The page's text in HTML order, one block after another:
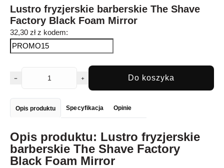
Lustro fryzjerskie barberskie The Shave
Factory Black Foam Mirror
32,30 zł z kodem:
Do koszyka
Opis produktu Specyfikacja Opinie
Opis produktu: Lustro fryzjerskie
barberskie The Shave Factory
Black Foam Mirror